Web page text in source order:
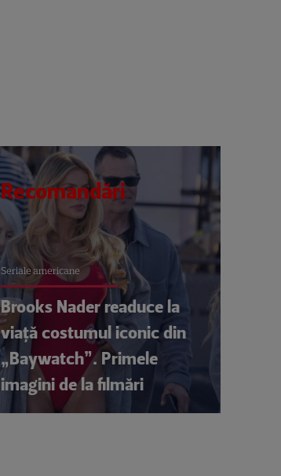
Recomandări
Seriale americane
Brooks Nader readuce la
viață costumul iconic din
„Baywatch”. Primele
imagini de la filmări